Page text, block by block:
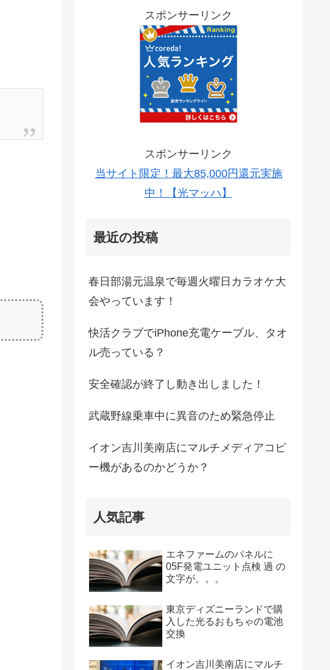
スポンサーリンク
スポンサーリンク
当サイト限定！最大85,000円還元実施
中！【光マッハ】
最近の投稿
春日部湯元温泉で毎週火曜日カラオケ大
会やっています！
快活クラブでiPhone充電ケーブル、タオ
ル売っている？
安全確認が終了し動き出しました！
武蔵野線乗車中に異音のため緊急停止
イオン吉川美南店にマルチメディアコピ
ー機があるのかどうか？
人気記事
エネファームのパネルに
05F発電ユニット点検 過 の
文字が。。。
東京ディズニーランドで購
入した光るおもちゃの電池
交換
イオン吉川美南店にマルチ